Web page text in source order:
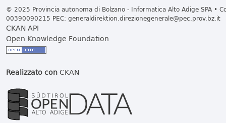
© 2025 Provincia autonoma di Bolzano - Informatica Alto Adige SPA •
00390090215 PEC: generaldirektion.direzionegenerale@pec.prov.bz.it
CKAN API
Open Knowledge Foundation
Realizzato conCKAN